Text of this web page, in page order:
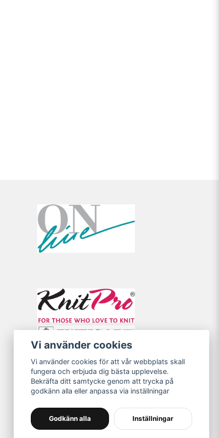
Vi använder cookies
Vi använder cookies för att vår webbplats skall
fungera och erbjuda dig bästa upplevelse.
Bekräfta ditt samtycke genom att trycka på
godkänn alla eller anpassa via inställningar
Godkänn alla Inställningar